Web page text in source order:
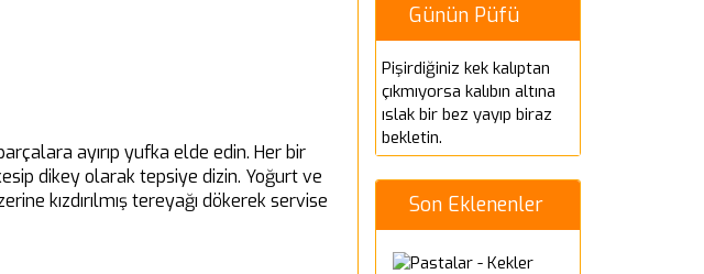
ayırıp yufka elde edin. Her bir
dikey olarak tepsiye dizin. Yoğurt ve
kızdırılmış tereyağı dökerek servise
Günün Püfü
Pişirdiğiniz kek kalıptan
çıkmıyorsa kalıbın altına
ıslak bir bez yayıp biraz
bekletin.
Son Eklenenler